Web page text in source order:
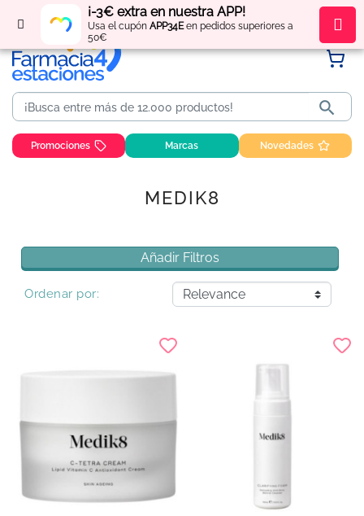
¡-3€ extra en nuestra APP!
Usa el cupón APP34Een pedidos superiores a
50€
Regístratey obténpuntos por tus compras

Promociones Marcas Novedades
MEDIK8
Añadir Filtros
Ordenar por: